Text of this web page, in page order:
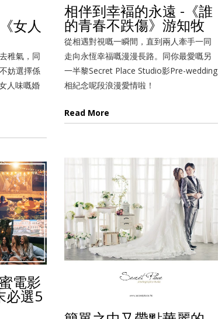
相伴到幸褔的永遠 -《誰
的青春不跌傷》游知牧
從相遇對視嘅一瞬間，直到兩人牽手一同
走向永恆幸福嘅漫漫長路。同你最愛嘅另
一半黎Secret Place Studio影Pre-wedding
相紀念呢段浪漫愛情啦！
Read More
女人
稚氣，同
妨選擇係
人味嘅婚
電影
必選5